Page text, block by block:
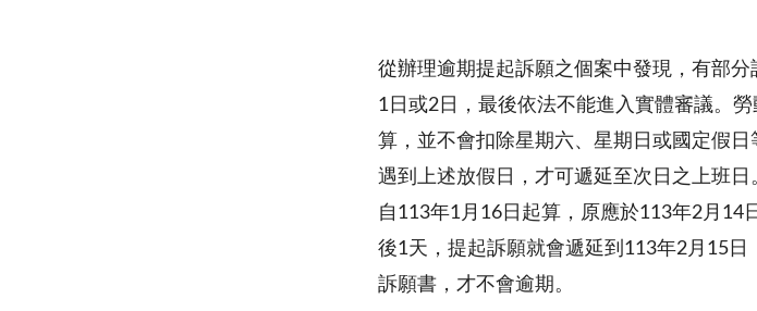
從辦理逾期提起訴願之個案中發現，有部
1日或2日，最後依法不能進入實體審議。
算，並不會扣除星期六、星期日或國定假
遇到上述放假日，才可遞延至次日之上班
自113年1月16日起算，原應於113年2月14
後1天，提起訴願就會遞延到113年2月15
訴願書，才不會逾期。